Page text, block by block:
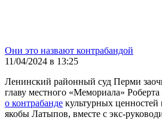
Они это назвают контрабандой
11/04/2024 в 13:25
Ленинский районный суд Перми
главу местного «Мемориала»
о контрабанде культурных ценностей
якобы Латыпов, вместе с экс-